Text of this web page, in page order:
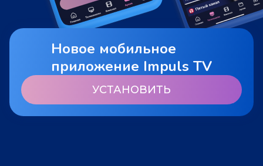
Новое мобильное
приложение Impuls TV
УСТАНОВИТЬ